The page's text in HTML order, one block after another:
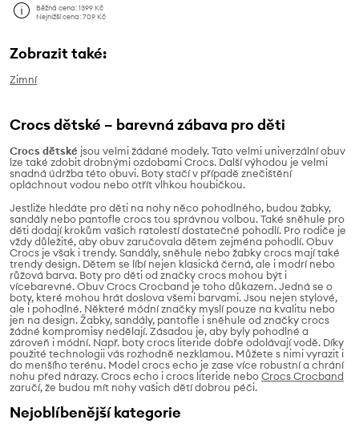
Běžná cena:1399 Kč
Nejnižší cena:709 Kč
Zobrazit také:
Zimní
Crocs dětské – barevná zábava pro děti
Crocs dětské jsou velmi žádané modely. Tato velmi univerzální obuv
lze také zdobit drobnými ozdobami Crocs. Další výhodou je velmi
snadná údržba této obuvi. Boty stačí v případě znečištění
opláchnout vodou nebo otřít vlhkou houbičkou.
Jestliže hledáte pro děti na nohy něco pohodlného, budou žabky,
sandály nebo pantofle crocs tou správnou volbou. Také sněhule pro
děti dodají krokům vašich ratolestí dostatečné pohodlí. Pro rodiče je
vždy důležité, aby obuv zaručovala dětem zejména pohodlí. Obuv
Crocs je však i trendy. Sandály, sněhule nebo žabky crocs mají také
trendy design. Dětem se líbí nejen klasická černá, ale i modrí nebo
růžová barva. Boty pro děti od značky crocs mohou být i
vícebarevné. Obuv Crocs Crocband je toho důkazem. Jedná se o
boty, které mohou hrát doslova všemi barvami. Jsou nejen stylové,
ale i pohodlné. Některé módní značky myslí pouze na kvalitu nebo
jen na design. Žabky, sandály, pantofle i sněhule od značky crocs
žádné kompromisy nedělají. Zásadou je, aby byly pohodlné a
zároveň i módní. Např. boty crocs literide dobře odolávají vodě. Díky
použité technologii vás rozhodně nezklamou. Můžete s nimi vyrazit i
do menšího terénu. Model crocs echo je zase více robustní a chrání
nohu před nárazy. Crocs echo i crocs literide neboCrocs Crocband
zaručí, že budou mít nohy vašich dětí dobrou péči.
Nejoblíbenější kategorie